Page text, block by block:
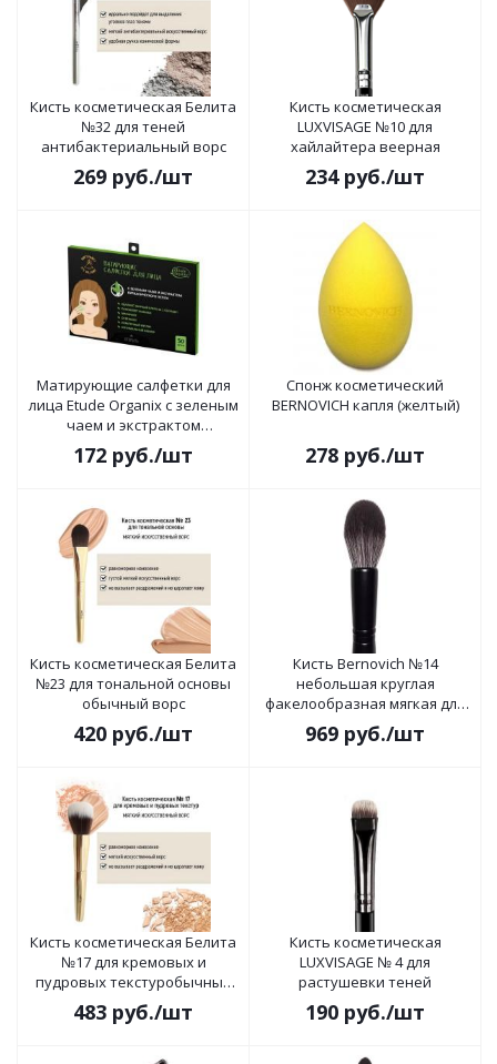
Кисть косметическая Белита
№32 для теней
антибактериальный ворс
269 руб./шт
Кисть косметическая
LUXVISAGE №10 для
хайлайтера веерная
234руб./шт
Матирующие салфетки для
лица Etude Organix с зеленым
чаем и экстрактом
вулканического пепла
172 руб./шт
Спонж косметический
BERNOVICH капля (желтый)
278 руб./шт
Кисть косметическая Белита
№23 для тональной основы
обычный ворс
420 руб./шт
Кисть Bernovich №14
небольшая круглая
факелообразная мягкая для
хайлайтера
969 руб./шт
Кисть косметическая Белита
№17 для кремовых и
пудровых текстуробычный
ворс
483 руб./шт
Кисть косметическая
LUXVISAGE № 4 для
растушевки теней
190 руб./шт